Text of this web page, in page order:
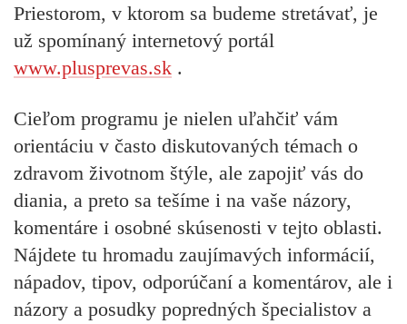
Priestorom, v ktorom sa budeme stretávať, je
už spomínaný internetový portál
www.plusprevas.sk .
Cieľom programu je nielen uľahčiť vám
orientáciu v často diskutovaných témach o
zdravom životnom štýle, ale zapojiť vás do
diania, a preto sa tešíme i na vaše názory,
komentáre i osobné skúsenosti v tejto oblasti.
Nájdete tu hromadu zaujímavých informácií,
nápadov, tipov, odporúčaní a komentárov, ale i
názory a posudky popredných špecialistov a